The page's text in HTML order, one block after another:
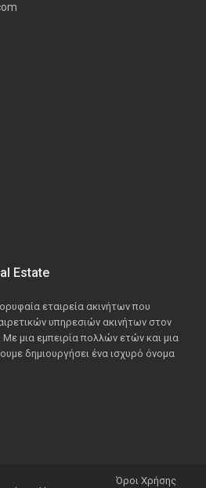
Estate
εταιρεία ακινήτων που
υπηρεσιών ακινήτων στον
μια εμπειρία πολλών ετών και μια
δημιουργήσει ένα ισχυρό όνομα
Όροι Χρήσης